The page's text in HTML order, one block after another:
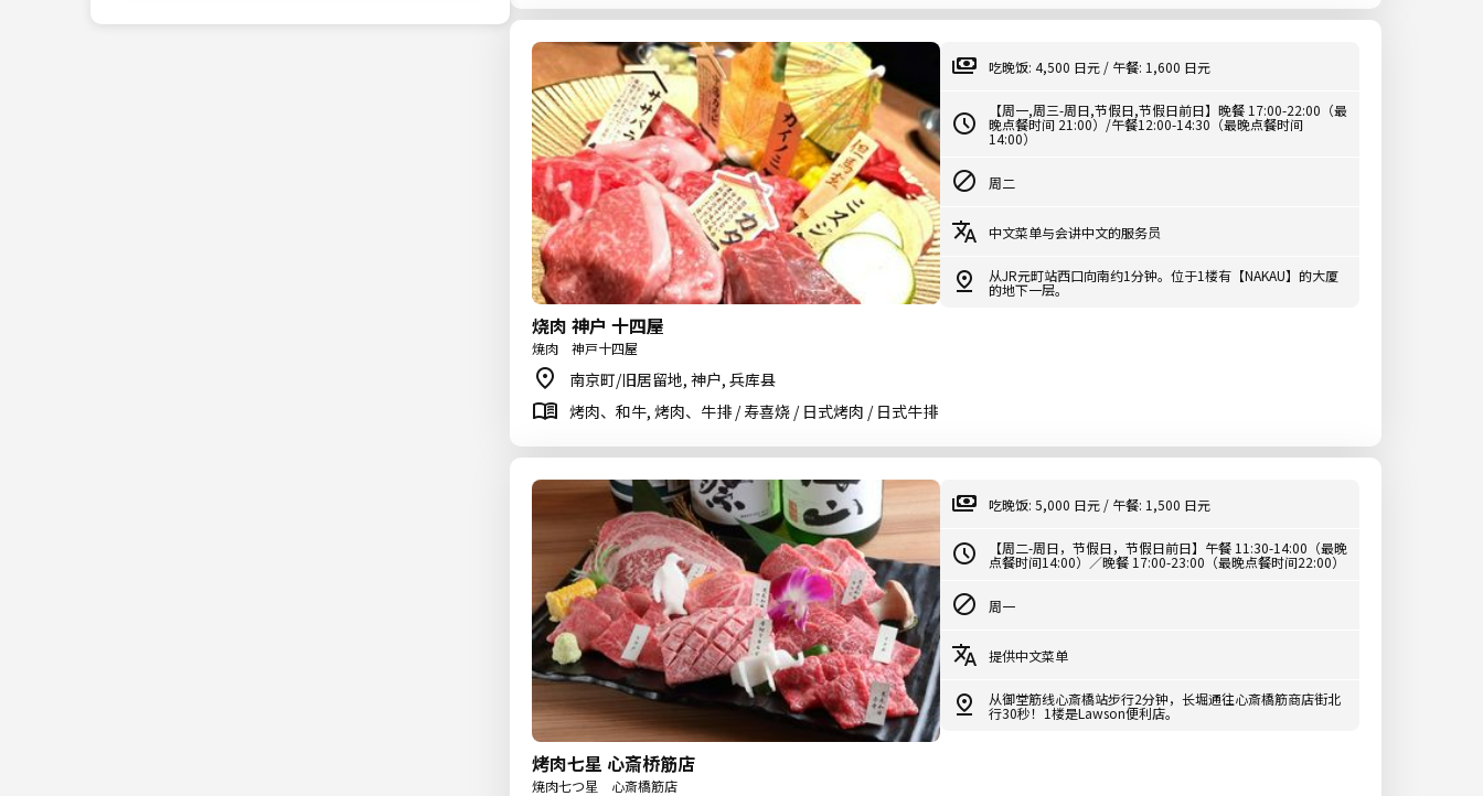
烧肉 神户 十四屋
焼肉 神戸十四屋
南京町/旧居留地, 神户, 兵库县
烤肉、和牛, 烤肉、牛排 / 寿喜烧 / 日式烤肉 / 日式牛排
吃晚饭: 4,500 日元 / 午餐: 1,600 日元
【周一,周三-周日,节假日,节假日前日】晚餐 17:00-22:00（最
晚点餐时间 21:00）/午餐12:00-14:30（最晚点餐时间
14:00）
周二
中文菜单与会讲中文的服务员
从JR元町站西口向南约1分钟。位于1楼有【NAKAU】的大厦
的地下一层。
烤肉七星 心斎桥筋店
焼肉七つ星 心斎橋筋店
吃晚饭: 5,000 日元 / 午餐: 1,500 日元
【周二-周日，节假日，节假日前日】午餐 11:30-14:00（最晚
点餐时间14:00）／晚餐 17:00-23:00（最晚点餐时间22:00）
周一
提供中文菜单
从御堂筋线心斎橋站步行2分钟，长堀通往心斎橋筋商店街北
行30秒！1楼是Lawson便利店。